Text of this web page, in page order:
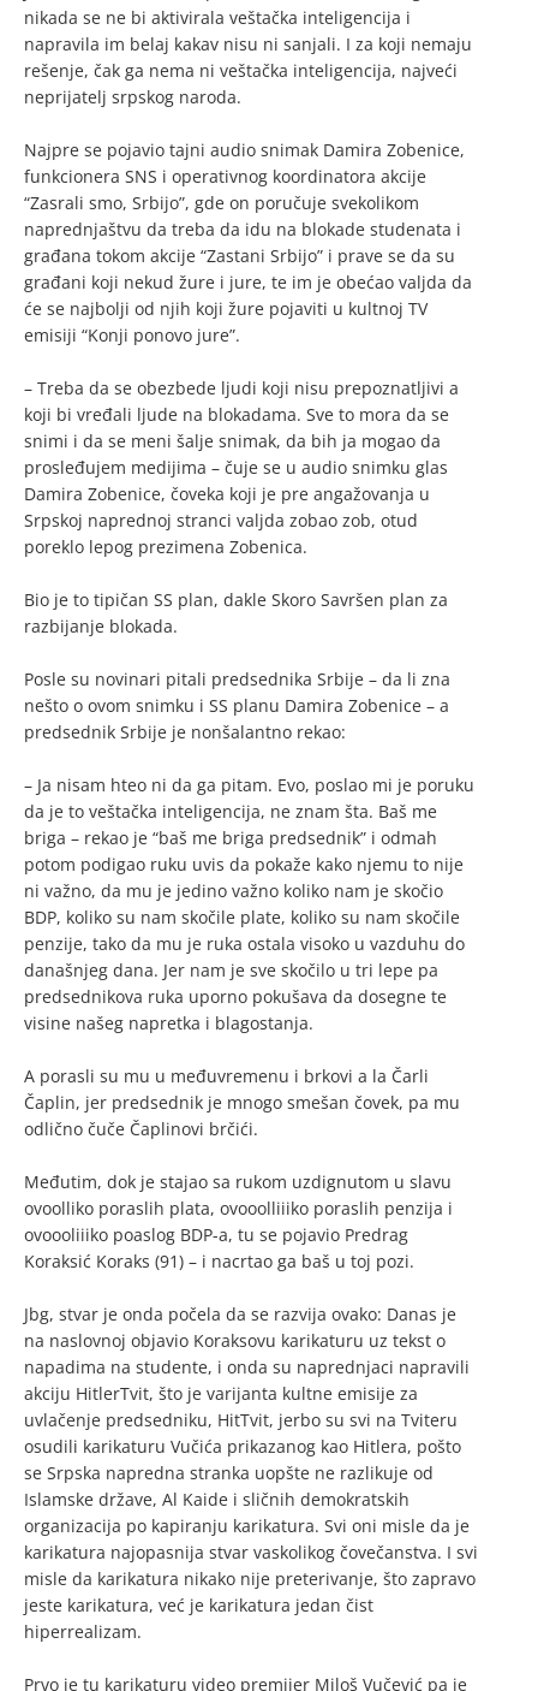
nikada se ne bi aktivirala veštačka inteligencija i
napravila im belaj kakav nisu ni sanjali. I za koji nemaju
rešenje, čak ga nema ni veštačka inteligencija, najveći
neprijatelj srpskog naroda.
Najpre se pojavio tajni audio snimak Damira Zobenice,
funkcionera SNS i operativnog koordinatora akcije
“Zasrali smo, Srbijo”, gde on poručuje svekolikom
naprednjaštvu da treba da idu na blokade studenata i
građana tokom akcije “Zastani Srbijo” i prave se da su
građani koji nekud žure i jure, te im je obećao valjda da
će se najbolji od njih koji žure pojaviti u kultnoj TV
emisiji “Konji ponovo jure”.
– Treba da se obezbede ljudi koji nisu prepoznatljivi a
koji bi vređali ljude na blokadama. Sve to mora da se
snimi i da se meni šalje snimak, da bih ja mogao da
prosleđujem medijima – čuje se u audio snimku glas
Damira Zobenice, čoveka koji je pre angažovanja u
Srpskoj naprednoj stranci valjda zobao zob, otud
poreklo lepog prezimena Zobenica.
Bio je to tipičan SS plan, dakle Skoro Savršen plan za
razbijanje blokada.
Posle su novinari pitali predsednika Srbije – da li zna
nešto o ovom snimku i SS planu Damira Zobenice – a
predsednik Srbije je nonšalantno rekao:
– Ja nisam hteo ni da ga pitam. Evo, poslao mi je poruku
da je to veštačka inteligencija, ne znam šta. Baš me
briga – rekao je “baš me briga predsednik” i odmah
potom podigao ruku uvis da pokaže kako njemu to nije
ni važno, da mu je jedino važno koliko nam je skočio
BDP, koliko su nam skočile plate, koliko su nam skočile
penzije, tako da mu je ruka ostala visoko u vazduhu do
današnjeg dana. Jer nam je sve skočilo u tri lepe pa
predsednikova ruka uporno pokušava da dosegne te
visine našeg napretka i blagostanja.
A porasli su mu u međuvremenu i brkovi a la Čarli
Čaplin, jer predsednik je mnogo smešan čovek, pa mu
odlično čuče Čaplinovi brčići.
Međutim, dok je stajao sa rukom uzdignutom u slavu
ovoolliko poraslih plata, ovooolliiiko poraslih penzija i
ovoooliiiko poaslog BDP-a, tu se pojavio Predrag
Koraksić Koraks (91) – i nacrtao ga baš u toj pozi.
Jbg, stvar je onda počela da se razvija ovako: Danas je
na naslovnoj objavio Koraksovu karikaturu uz tekst o
napadima na studente, i onda su naprednjaci napravili
akciju HitlerTvit, što je varijanta kultne emisije za
uvlačenje predsedniku, HitTvit, jerbo su svi na Tviteru
osudili karikaturu Vučića prikazanog kao Hitlera, pošto
se Srpska napredna stranka uopšte ne razlikuje od
Islamske države, Al Kaide i sličnih demokratskih
organizacija po kapiranju karikatura. Svi oni misle da je
karikatura najopasnija stvar vaskolikog čovečanstva. I svi
misle da karikatura nikako nije preterivanje, što zapravo
jeste karikatura, već je karikatura jedan čist
hiperrealizam.
Prvo je tu karikaturu video premijer Miloš Vučević pa je